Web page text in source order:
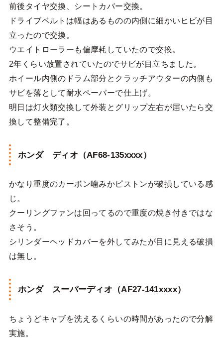
前後タイヤ交換、シートカバー交換。
ドライブベルトは幅はあるものの内側に細かいヒビが目
立ったので交換。
ウエイトローラーも偏摩耗していたので交換。
2年くらい放置されていたのでサビが目立ちました。
ホイール内側のドラム部分とクラッチアウターの内側も
サビを落として耐水ペーパーで仕上げ。
明日は灯火類交換して外装とグリップ左右が届いたら交
換して整備完了。
ホンダ ディオ（AF68‐135xxxx）
かなり重度のカーボン噛みかピストンが破損している感
じ。
クーリングファンは回ってるので重度の焼き付きではな
さそう。
シリンダーヘッドカバーを外してみたが目に見える破損
は無し。
ホンダ スーパーディオ（AF27-141xxxx）
ちょうどキャブを洗えるくらいの時間があったので分解
実施。